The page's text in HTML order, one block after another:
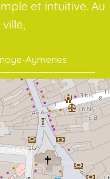
et intuitive. Au
Aymeries
les meilleurs
officine en ligne: